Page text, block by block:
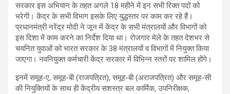
सरकार इस अभियान के तहत अगले 18 महीने में इन सभी रिक्त पदों को
भरेगी। केंद्र के सभी विभाग इसके लिए युद्धस्तर पर काम कर रहे हैं।
प्रधानमंत्री नरेंद्र मोदी ने जून में केंद्र के सभी मंत्रालयों और विभागों को
इस दिशा में काम करने का निर्देश दिया था। रोजगार मेले के तहत देशभर से
चयनित युवाओं को भारत सरकार के 38 मंत्रालयों व विभागों में नियुक्त किया
जाएगा। नवनियुक्त कर्मचारी केंद्र सरकार में विभिन्न स्तरों पर शामिल होंगे।
इनमें समूह-ए, समूह-बी (राजपत्रित), समूह-बी (अराजपत्रित) और समूह-सी
की नियुक्तियों के साथ ही केंद्रीय सशस्त्र बल कार्मिक, उपनिरीक्षक,